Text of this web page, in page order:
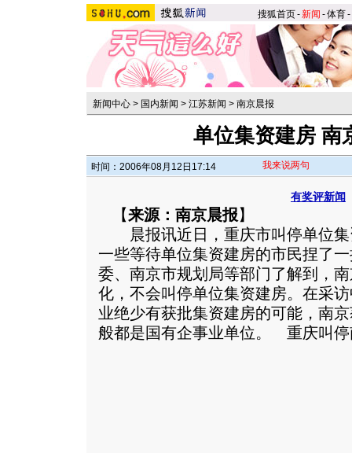
搜狐首页-新闻 -体育-
新闻中心 > 国内新闻 > 江苏新闻 > 南京晨报
单位集资建房 南
时间：2006年08月12日17:14 我来说两句
有奖评新闻
【来源：南京晨报】
晨报讯近日，重庆市叫停单位集
一些等待单位集资建房的市民捏了
委、南京市规划局等部门了解到，
化，不会叫停单位集资建房。在采
业绝少有获批集资建房的可能，南
般都是国有企事业单位。
重庆叫停